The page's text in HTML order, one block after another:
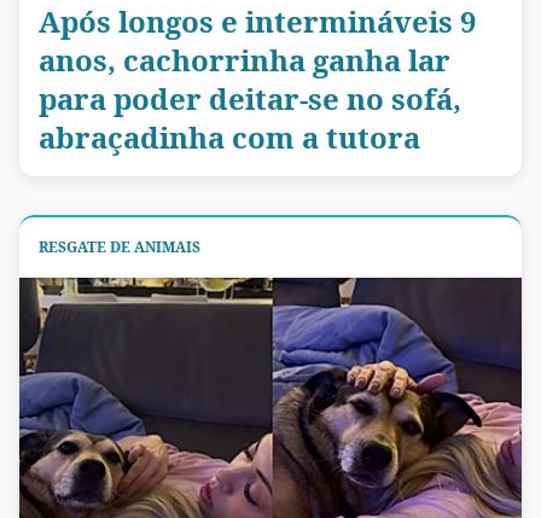
Após longos e intermináveis 9
anos, cachorrinha ganha lar
para poder deitar-se no sofá,
abraçadinha com a tutora
RESGATE DE ANIMAIS